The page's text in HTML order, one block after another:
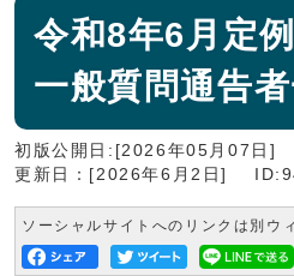
令和8年6月定
一般質問通告
初版公開日:[2026年05月07日]
更新日：[2026年6月2日]
ソーシャルサイトへのリンクは別ウ